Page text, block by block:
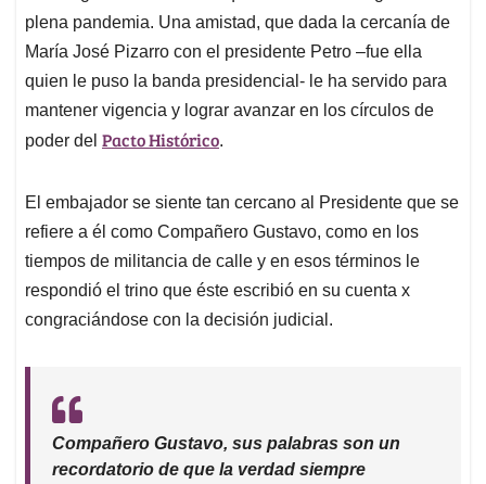
plena pandemia. Una amistad, que dada la cercanía de
María José Pizarro con el presidente Petro –fue ella
quien le puso la banda presidencial- le ha servido para
mantener vigencia y lograr avanzar en los círculos de
poder del Pacto Histórico.
El embajador se siente tan cercano al Presidente que se
refiere a él como Compañero Gustavo, como en los
tiempos de militancia de calle y en esos términos le
respondió el trino que éste escribió en su cuenta x
congraciándose con la decisión judicial.
Compañero Gustavo, sus palabras son un
recordatorio de que la verdad siempre